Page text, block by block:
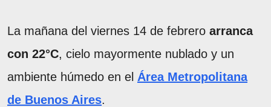
La mañana del viernes 14 de febrero arranca
con 22°C, cielo mayormente nublado y un
ambiente húmedo en el Área Metropolitana
de Buenos Aires.